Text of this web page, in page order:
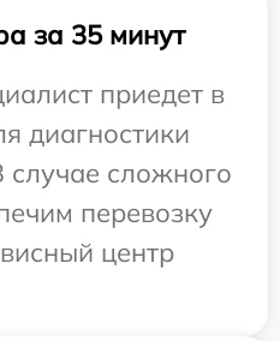
за 35 минут
приедет в
диагностики
случае сложного
перевозку
центр